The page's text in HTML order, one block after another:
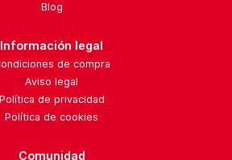
Blog
Información legal
de compra
Aviso legal
Política de privacidad
Política de cookies
Comunidad